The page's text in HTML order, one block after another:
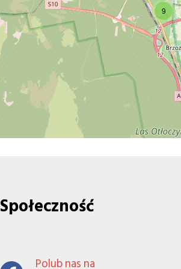
9
Społeczność
Polub nas na